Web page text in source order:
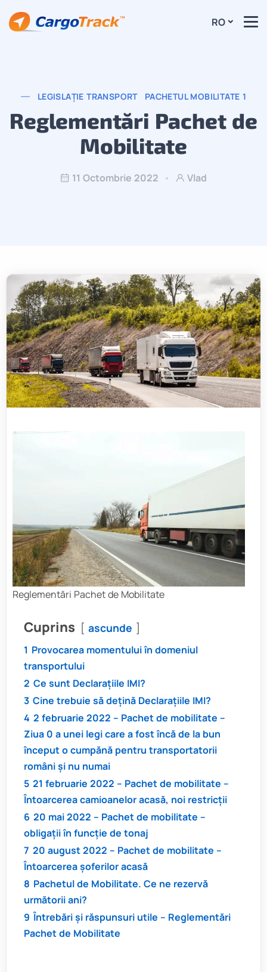
RO
LEGISLAȚIE TRANSPORT PACHETUL MOBILITATE 1
Reglementări Pachet de
Mobilitate
11 Octombrie 2022 Vlad
Reglementări Pachet de Mobilitate
Cuprins ascunde
1 Provocarea momentului în domeniul
transportului
2 Ce sunt Declarațiile IMI?
3 Cine trebuie să dețină Declarațiile IMI?
4 2 februarie 2022 – Pachet de mobilitate –
Ziua 0 a unei legi care a fost încă de la bun
început o cumpănă pentru transportatorii
români și nu numai
5 21 februarie 2022 – Pachet de mobilitate –
Întoarcerea camioanelor acasă, noi restricții
6 20 mai 2022 – Pachet de mobilitate –
obligații în funcție de tonaj
7 20 august 2022 – Pachet de mobilitate –
Întoarcerea șoferilor acasă
8 Pachetul de Mobilitate. Ce ne rezervă
următorii ani?
9 Întrebări și răspunsuri utile – Reglementări
Pachet de Mobilitate